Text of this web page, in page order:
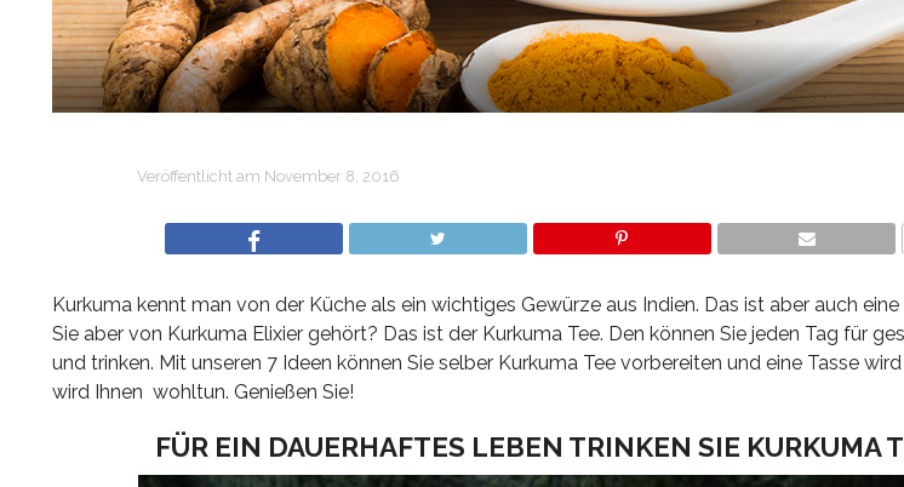
Veröffentlicht am November 8, 2016
Kurkuma kennt man von der Küche als ein wichtiges Gewürze aus Indien. Das ist aber auch
Sie aber von Kurkuma Elixier gehört? Das ist der Kurkuma Tee. Den können Sie jeden Tag für
und trinken. Mit unseren 7 Ideen können Sie selber Kurkuma Tee vorbereiten und eine Tasse
wird Ihnen wohltun. Genießen Sie!
FÜR EIN DAUERHAFTES LEBEN TRINKEN SIE KURKUMA